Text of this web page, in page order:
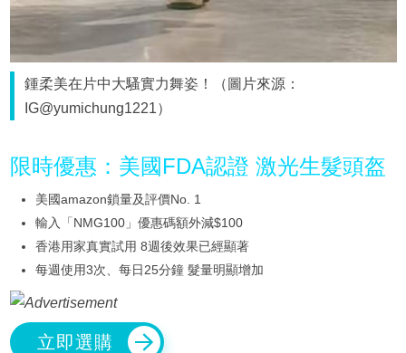
鍾柔美在片中大騷實力舞姿！（圖片來源：
IG@yumichung1221）
限時優惠：美國FDA認證 激光生髮頭盔
美國amazon鎖量及評價No. 1
輸入「NMG100」優惠碼額外減$100
香港用家真實試用 8週後效果已經顯著
每週使用3次、每日25分鐘 髮量明顯增加
立即選購